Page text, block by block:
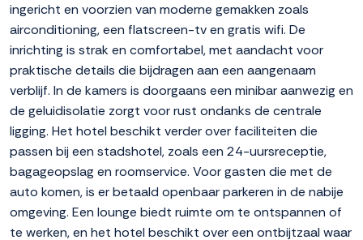
ingericht en voorzien van moderne gemakken zoals
airconditioning, een flatscreen-tv en gratis wifi. De
inrichting is strak en comfortabel, met aandacht voor
praktische details die bijdragen aan een aangenaam
verblijf. In de kamers is doorgaans een minibar aanwezig en
de geluidisolatie zorgt voor rust ondanks de centrale
ligging. Het hotel beschikt verder over faciliteiten die
passen bij een stadshotel, zoals een 24-uursreceptie,
bagageopslag en roomservice. Voor gasten die met de
auto komen, is er betaald openbaar parkeren in de nabije
omgeving. Een lounge biedt ruimte om te ontspannen of
te werken, en het hotel beschikt over een ontbijtzaal waar